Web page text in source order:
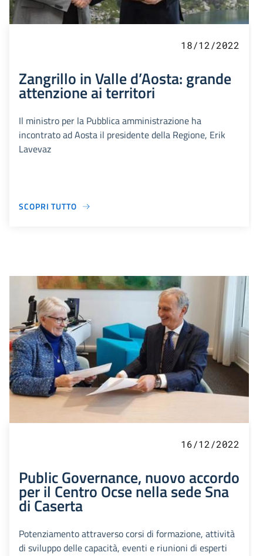
18/12/2022
Zangrillo in Valle d’Aosta: grande
attenzione ai territori
Il ministro per la Pubblica amministrazione ha
incontrato ad Aosta il presidente della Regione, Erik
Lavevaz
SCOPRI TUTTO
16/12/2022
Public Governance, nuovo accordo
per il Centro Ocse nella sede Sna
di Caserta
Potenziamento attraverso corsi di formazione, attività
di sviluppo delle capacità, eventi e riunioni di esperti